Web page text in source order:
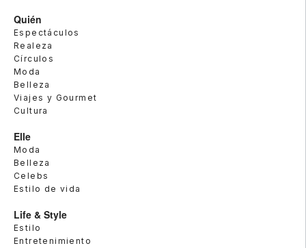
Quién
Espectáculos
Realeza
Círculos
Moda
Belleza
Viajes y Gourmet
Cultura
Elle
Moda
Belleza
Celebs
Estilo de vida
Life & Style
Estilo
Entretenimiento